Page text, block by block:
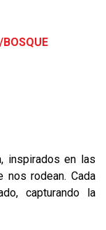
inspirados en las
nos rodean. Cada
capturando la